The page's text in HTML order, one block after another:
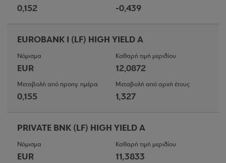
0,152 -0,439
EUROBANK I (LF) HIGH YIELD A
Νόμισμα
EUR
Καθαρή τιμή μεριδίου
12,0872
Μεταβολή από προηγ. ημέρα
0,155
Μεταβολή από αρχή έτους
1,327
PRIVATE BNK (LF) HIGH YIELD A
Νόμισμα
EUR
Καθαρή τιμή μεριδίου
11,3833